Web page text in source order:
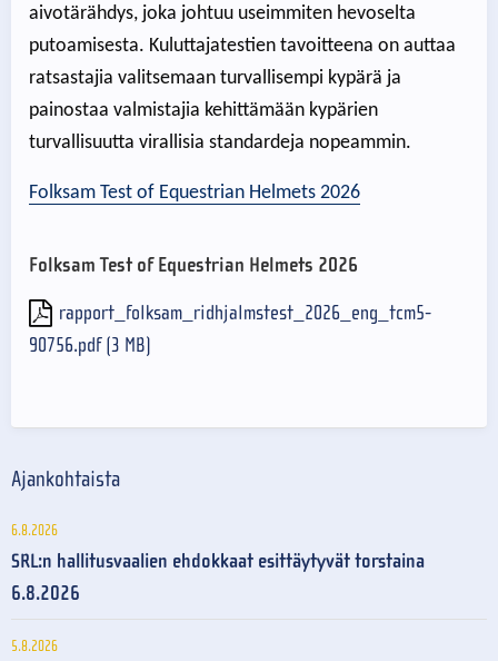
aivotärähdys, joka johtuu useimmiten hevoselta
putoamisesta. Kuluttajatestien tavoitteena on auttaa
ratsastajia valitsemaan turvallisempi kypärä ja
painostaa valmistajia kehittämään kypärien
turvallisuutta virallisia standardeja nopeammin.
Folksam Test of Equestrian Helmets 2026
Folksam Test of Equestrian Helmets 2026
rapport_folksam_ridhjalmstest_2026_eng_tcm5-
90756.pdf (3 MB)
Ajankohtaista
6.8.2026
SRL:n hallitusvaalien ehdokkaat esittäytyvät torstaina
6.8.2026
5.8.2026